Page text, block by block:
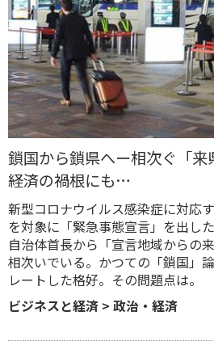
鎖国から鎖県へー相次ぐ「
経済の禍根にも…
新型コロナウイルス感染症に対応
を対象に「緊急事態宣言」を出し
自治体首長から「宣言地域からの
相次いでいる。かつての「鎖国」
レートした格好。その問題点は。
ビジネスと経済 > 政治・経済